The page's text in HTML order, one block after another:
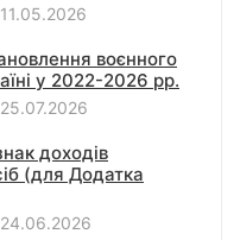
11.05.2026
воєнного
у 2022-2026 рр.
25.07.2026
доходів
(для Додатка
24.06.2026